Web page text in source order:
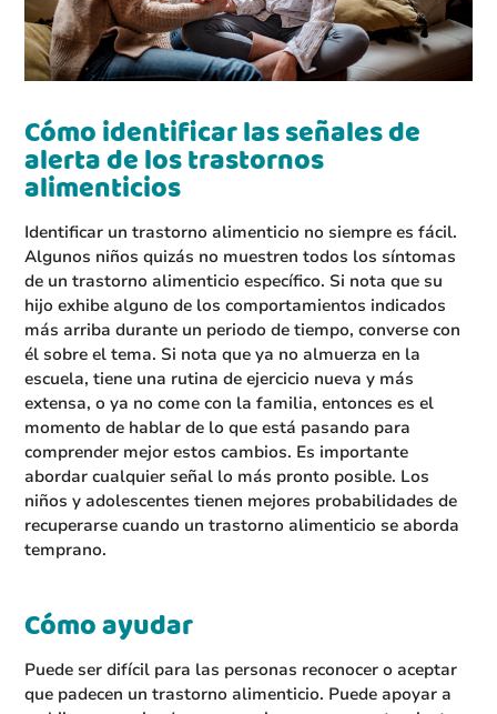
Cómo identificar las señales de
alerta de los trastornos
alimenticios
Identificar un trastorno alimenticio no siempre es fácil.
Algunos niños quizás no muestren todos los síntomas
de un trastorno alimenticio específico. Si nota que su
hijo exhibe alguno de los comportamientos indicados
más arriba durante un periodo de tiempo, converse con
él sobre el tema. Si nota que ya no almuerza en la
escuela, tiene una rutina de ejercicio nueva y más
extensa, o ya no come con la familia, entonces es el
momento de hablar de lo que está pasando para
comprender mejor estos cambios. Es importante
abordar cualquier señal lo más pronto posible. Los
niños y adolescentes tienen mejores probabilidades de
recuperarse cuando un trastorno alimenticio se aborda
temprano.
Cómo ayudar
Puede ser difícil para las personas reconocer o aceptar
que padecen un trastorno alimenticio. Puede apoyar a